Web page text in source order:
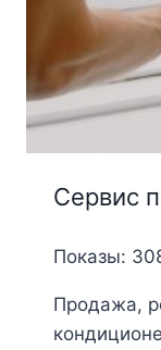
Сервис
Показы:
Продажа,